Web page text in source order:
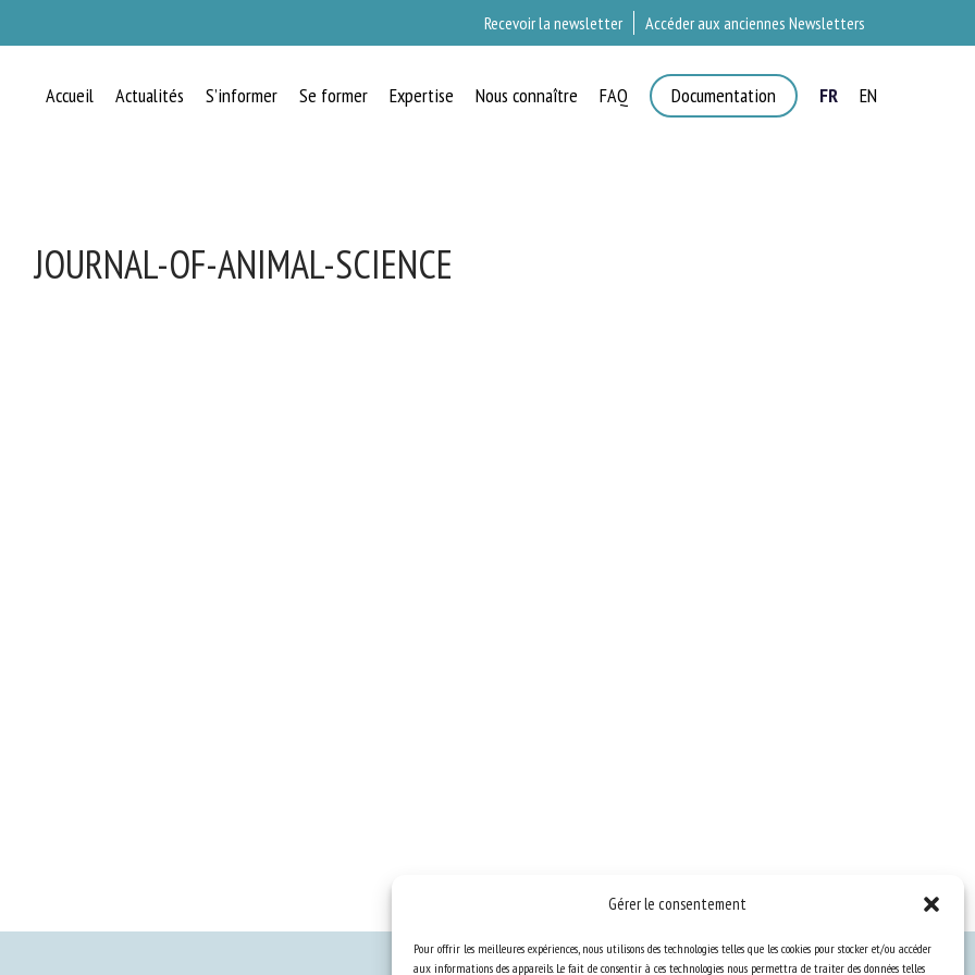
Gérer le consentement
Pour offrir les meilleures expériences, nous utilisons des technologies telles que les cookies pour stocker et/ou accéder
aux informations des appareils. Le fait de consentir à ces technologies nous permettra de traiter des données telles
Recevoir la newsletter Accéder aux anciennes Newsletters
Accueil Actualités S’informer Se former Expertise Nous connaître FAQ Documentation FR EN
JOURNAL-OF-ANIMAL-SCIENCE